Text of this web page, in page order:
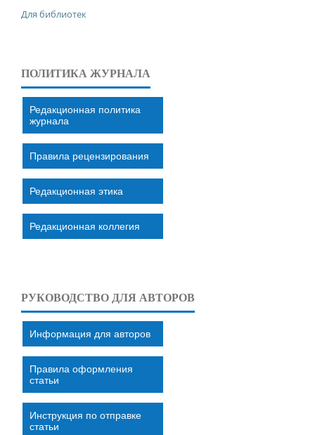
Для библиотек
ПОЛИТИКА ЖУРНАЛА
Редакционная политика
журнала
Правила рецензирования
Редакционная этика
Редакционная коллегия
РУКОВОДСТВО ДЛЯ АВТОРОВ
Информация для авторов
Правила оформления
статьи
Инструкция по отправке
статьи